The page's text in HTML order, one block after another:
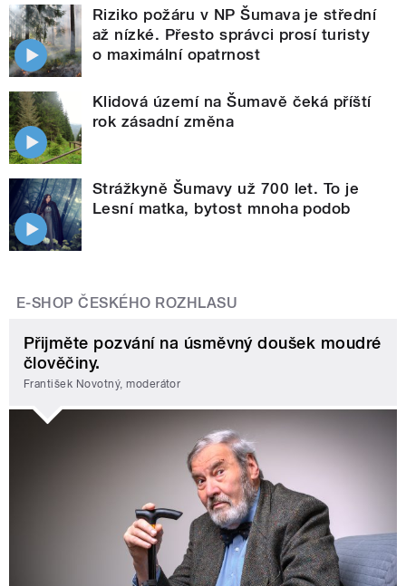
Riziko požáru v NP Šumava je střední
až nízké. Přesto správci prosí turisty
o maximální opatrnost
Klidová území na Šumavě čeká příští
rok zásadní změna
Strážkyně Šumavy už 700 let. To je
Lesní matka, bytost mnoha podob
E-SHOP ČESKÉHO ROZHLASU
Přijměte pozvání na úsměvný doušek moudré
člověčiny.
František Novotný, moderátor